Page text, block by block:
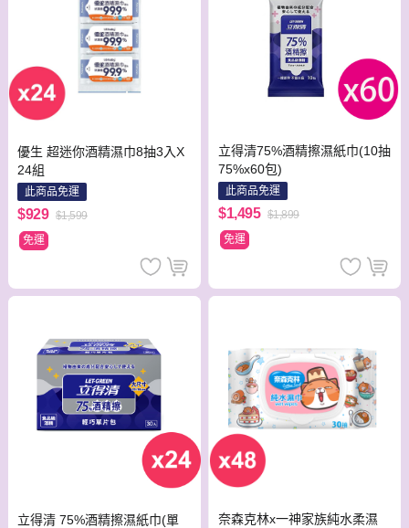
優生 超迷你酒精濕巾8抽3入X
24組
此商品免運
$929 $1,599
免運
立得清75%酒精擦濕紙巾(10抽
75%x60包)
此商品免運
$1,495 $1,899
免運
立得清 75%酒精擦濕紙巾(單
奈森克林x一神家族純水柔濕